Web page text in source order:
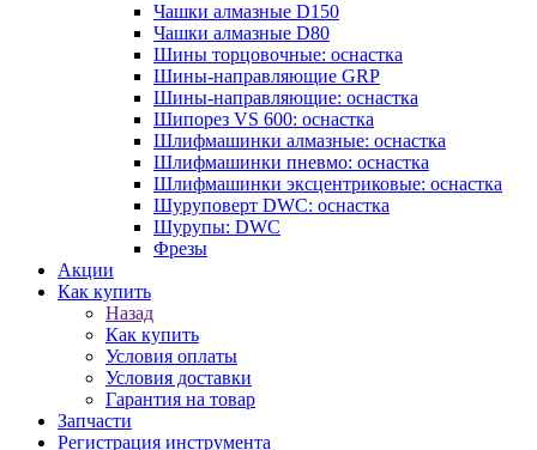
Чашки алмазные D150
Чашки алмазные D80
Шины торцовочные: оснастка
Шины-направляющие GRP
Шины-направляющие: оснастка
Шипорез VS 600: оснастка
Шлифмашинки алмазные: оснастка
Шлифмашинки пневмо: оснастка
Шлифмашинки эксцентриковые: оснастка
Шуруповерт DWC: оснастка
Шурупы: DWC
Фрезы
Акции
Как купить
Назад
Как купить
Условия оплаты
Условия доставки
Гарантия на товар
Запчасти
Регистрация инструмента